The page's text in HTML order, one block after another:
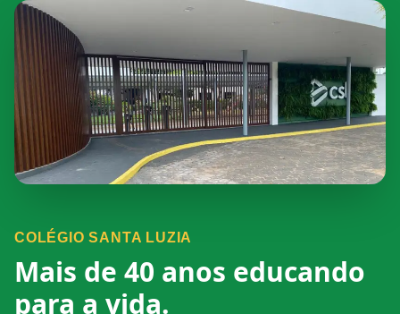
COLÉGIO SANTA LUZIA
Mais de 40 anos educando
para a vida.